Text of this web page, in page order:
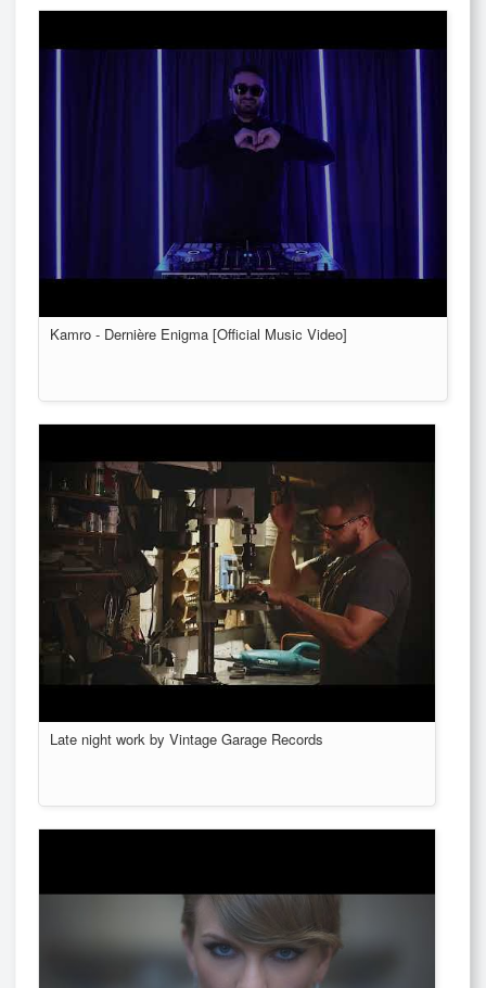
Kamro - Dernière Enigma [Official Music Video]
Late night work by Vintage Garage Records